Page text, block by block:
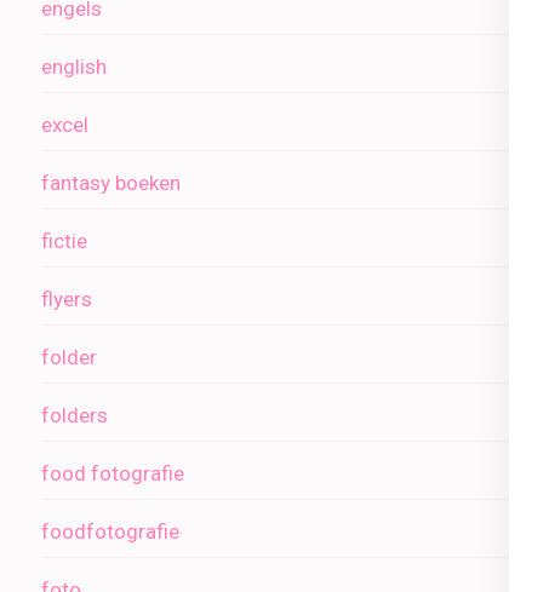
engels
english
excel
fantasy boeken
fictie
flyers
folder
folders
food fotografie
foodfotografie